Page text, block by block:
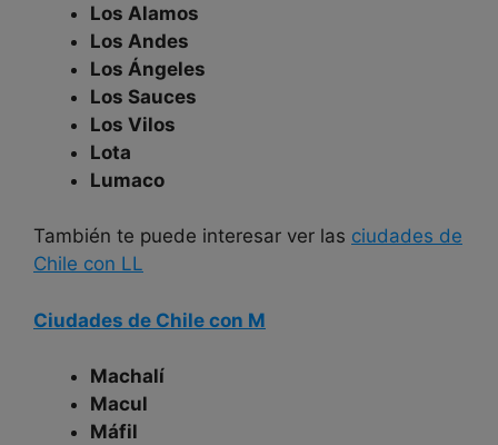
Los Alamos
Los Andes
Los Ángeles
Los Sauces
Los Vilos
Lota
Lumaco
También te puede interesar ver las ciudades de
Chile con LL
Ciudades de Chile con M
Machalí
Macul
Máfil